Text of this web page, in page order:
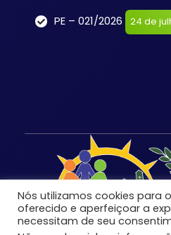
PE – 021/2026 24 de
Nós utilizamos cookies para
oferecido e aperfeiçoar a
necessitam de seu